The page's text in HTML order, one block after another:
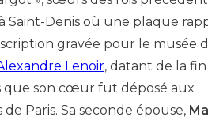
Saint-Denis où une plaque
gravée pour le musée
Lenoir, datant de la
que son cœur fut déposé aux
Paris. Sa seconde épouse,